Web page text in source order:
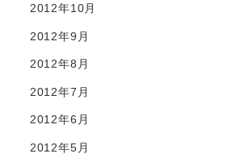
2012年10月
2012年9月
2012年8月
2012年7月
2012年6月
2012年5月